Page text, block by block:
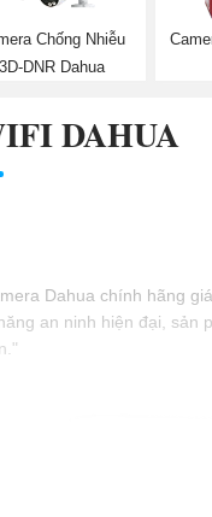
Chống Nhiễu
3D-DNR Dahua
DAHUA
Dahua chính hãng
an ninh hiện đại,